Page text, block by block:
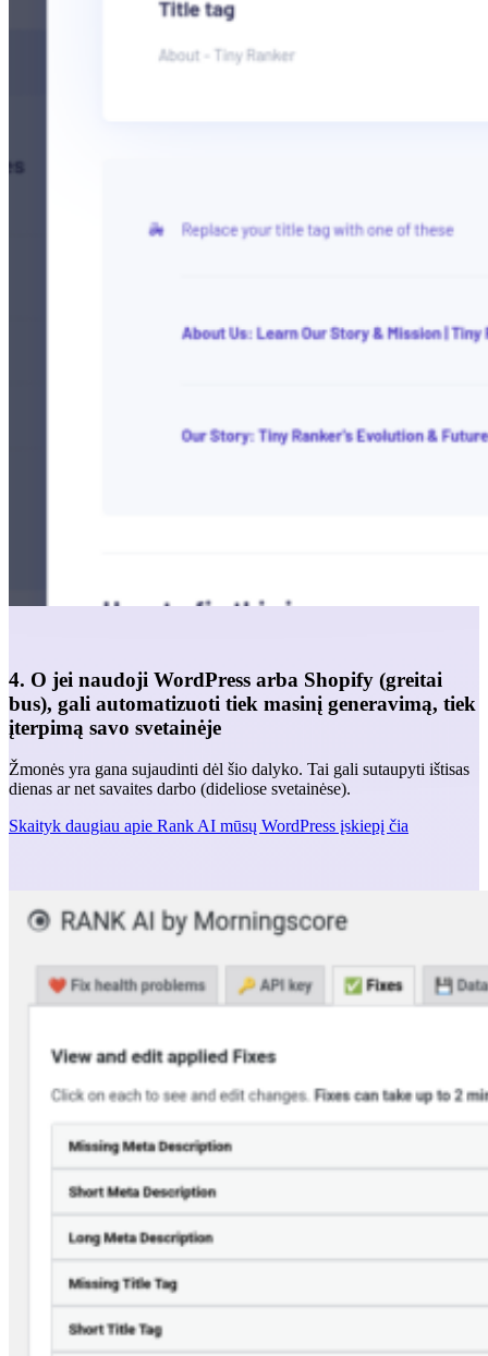
4. O jei naudoji WordPress arba Shopify (greitai
bus), gali automatizuoti tiek masinį generavimą, tiek
įterpimą savo svetainėje
Žmonės yra gana sujaudinti dėl šio dalyko. Tai gali sutaupyti ištisas
dienas ar net savaites darbo (dideliose svetainėse).
Skaityk daugiau apie Rank AI mūsų WordPress įskiepį čia